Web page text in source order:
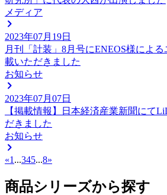
メディア
2023年07月19日
月刊「計装」8月号にENEOS様によ
載いただきました
お知らせ
2023年07月07日
【掲載情報】日本経済産業新聞にて
だきました
お知らせ
«1 ...345...8»
商品シリーズから探す